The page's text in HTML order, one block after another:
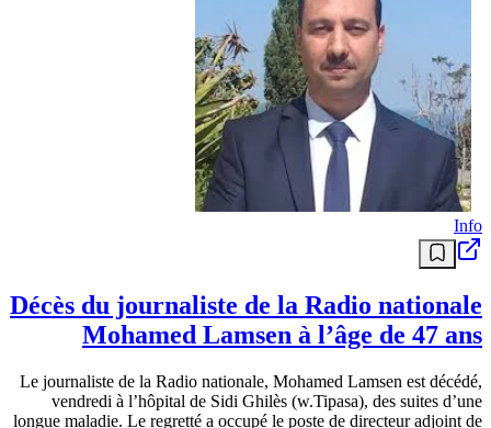
Info
Décès du journaliste de la Radio nationale
Mohamed Lamsen à l’âge de 47 ans
Le journaliste de la Radio nationale, Mohamed Lamsen est décédé,
vendredi à l’hôpital de Sidi Ghilès (w.Tipasa), des suites d’une
longue maladie. Le regretté a occupé le poste de directeur adjoint de